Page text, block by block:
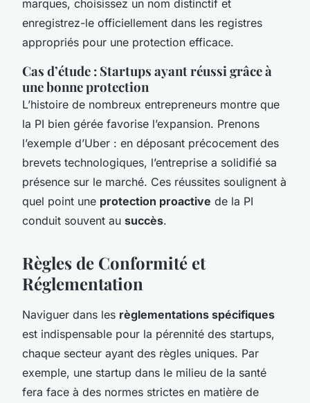
marques, choisissez un nom distinctif et
enregistrez-le officiellement dans les registres
appropriés pour une protection efficace.
Cas d’étude : Startups ayant réussi grâce à
une bonne protection
L’histoire de nombreux entrepreneurs montre que
la PI bien gérée favorise l’expansion. Prenons
l’exemple d’Uber : en déposant précocement des
brevets technologiques, l’entreprise a solidifié sa
présence sur le marché. Ces réussites soulignent à
quel point une protection proactive de la PI
conduit souvent au succès.
Règles de Conformité et
Réglementation
Naviguer dans les règlementations spécifiques
est indispensable pour la pérennité des startups,
chaque secteur ayant des règles uniques. Par
exemple, une startup dans le milieu de la santé
fera face à des normes strictes en matière de